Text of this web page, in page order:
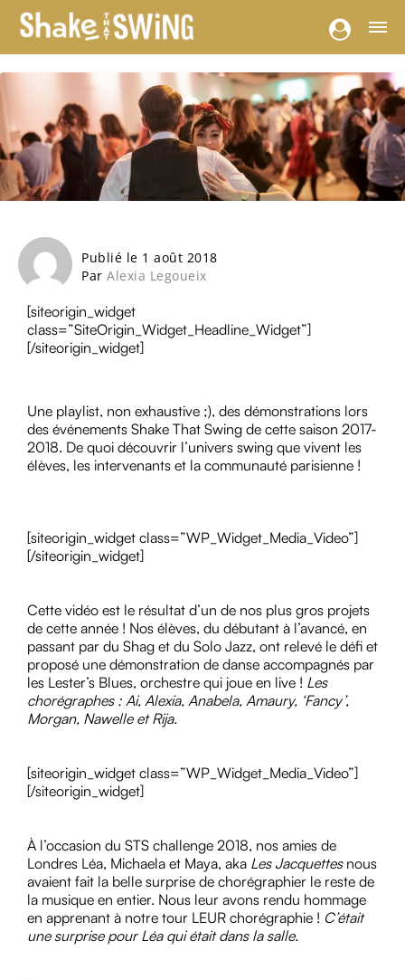
Publié le 1 août 2018
Par Alexia Legoueix
[siteorigin_widget
class=”SiteOrigin_Widget_Headline_Widget”]
[/siteorigin_widget]
Une playlist, non exhaustive ;), des démonstrations lors
des événements Shake That Swing de cette saison 2017-
2018. De quoi découvrir l’univers swing que vivent les
élèves, les intervenants et la communauté parisienne !
[siteorigin_widget class=”WP_Widget_Media_Video”]
[/siteorigin_widget]
Cette vidéo est le résultat d’un de nos plus gros projets
de cette année ! Nos élèves, du débutant à l’avancé, en
passant par du Shag et du Solo Jazz, ont relevé le défi et
proposé une démonstration de danse accompagnés par
les Lester’s Blues, orchestre qui joue en live ! Les
chorégraphes : Ai, Alexia, Anabela, Amaury, ‘Fancy’,
Morgan, Nawelle et Rija.
[siteorigin_widget class=”WP_Widget_Media_Video”]
[/siteorigin_widget]
À l’occasion du STS challenge 2018, nos amies de
Londres Léa, Michaela et Maya, aka Les Jacquettesnous
avaient fait la belle surprise de chorégraphier le reste de
la musique en entier. Nous leur avons rendu hommage
en apprenant à notre tour LEUR chorégraphie ! C’était
une surprise pour Léa qui était dans la salle.